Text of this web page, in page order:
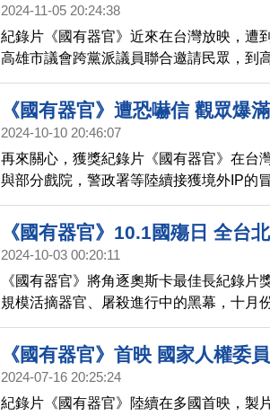
2024-11-05 20:24:38
紀錄片《國有器官》近來在台灣放映，遭
高雄市議會跨黨派議員聯合邀請民眾，到
官》電影暨與談會，以實際行動支持言論
《國有器官》遭恐嚇信 觀眾爆
2024-10-10 20:46:07
再來關心，獲獎紀錄片《國有器官》在台
與部分戲院，警政署等陸續接獲境外IP的
高雄放映的場次，觀眾已爆滿，甚至到現
示警政單位，對於恐嚇事件，會加強查察
《國有器官》10.1國殤日 全台
2024-10-03 00:20:11
《國有器官》將角逐奧斯卡最佳長紀錄片
規模活摘器官、屠殺進行中的黑幕，十月
在關注中國人權的十一「國殤日」這天，
前特別場。觀眾在觀影後正義發聲，希望
制止殘酷迫害。
《國有器官》首映 國家人權委
2024-07-16 20:25:24
紀錄片《國有器官》陸續在多國首映，製